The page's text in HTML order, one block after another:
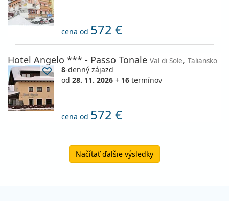
cena od 572 €
Hotel Angelo *** - Passo Tonale Val di Sole, Taliansko
8-denný zájazd
od 28. 11. 2026 + 16 termínov
cena od 572 €
Načítať ďalšie výsledky